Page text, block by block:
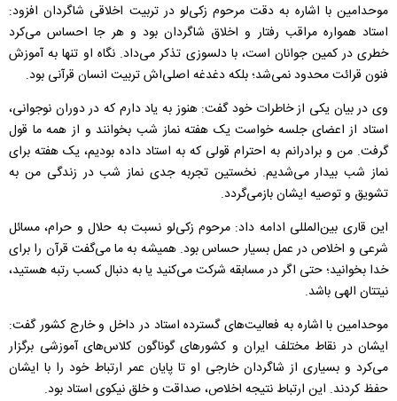
موحدامین با اشاره به دقت مرحوم زکی‌لو در تربیت اخلاقی شاگردان افزود:
استاد همواره مراقب رفتار و اخلاق شاگردان بود و هر جا احساس می‌کرد
خطری در کمین جوانان است، با دلسوزی تذکر می‌داد. نگاه او تنها به آموزش
فنون قرائت محدود نمی‌شد؛ بلکه دغدغه اصلی‌اش تربیت انسان قرآنی بود.
وی در بیان یکی از خاطرات خود گفت: هنوز به یاد دارم که در دوران نوجوانی،
استاد از اعضای جلسه خواست یک هفته نماز شب بخوانند و از همه ما قول
گرفت. من و برادرانم به احترام قولی که به استاد داده بودیم، یک هفته برای
نماز شب بیدار می‌شدیم. نخستین تجربه جدی نماز شب در زندگی من به
تشویق و توصیه ایشان بازمی‌گردد.
این قاری بین‌المللی ادامه داد: مرحوم زکی‌لو نسبت به حلال و حرام، مسائل
شرعی و اخلاص در عمل بسیار حساس بود. همیشه به ما می‌گفت قرآن را برای
خدا بخوانید؛ حتی اگر در مسابقه شرکت می‌کنید یا به دنبال کسب رتبه هستید،
نیتتان الهی باشد.
موحدامین با اشاره به فعالیت‌های گسترده استاد در داخل و خارج کشور گفت:
ایشان در نقاط مختلف ایران و کشور‌های گوناگون کلاس‌های آموزشی برگزار
می‌کرد و بسیاری از شاگردان خارجی او تا پایان عمر ارتباط خود را با ایشان
حفظ کردند. این ارتباط نتیجه اخلاص، صداقت و خلق نیکوی استاد بود.